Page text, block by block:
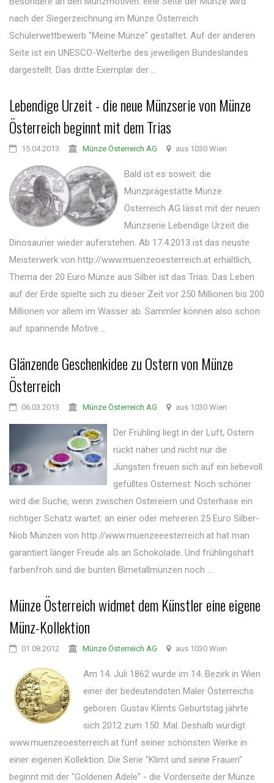
nach der Siegerzeichnung im Münze Österreich
Schülerwettbewerb "Meine Münze" gestaltet. Auf der anderen
Seite ist ein UNESCO-Welterbe des jeweiligen Bundeslandes
dargestellt. Das dritte Exemplar der ...
Lebendige Urzeit - die neue Münzserie von Münze
Österreich beginnt mit dem Trias
15.04.2013 Münze Österreich AG aus 1030 Wien
Bald ist es soweit: die
Münzprägestätte Münze
Österreich AG lässt mit der neuen
Münzserie Lebendige Urzeit die
Dinosaurier wieder auferstehen. Ab 17.4.2013 ist das neuste
Meisterwerk von http://www.muenzeoesterreich.at erhältlich,
Thema der 20 Euro Münze aus Silber ist das Trias. Das Leben
auf der Erde spielte sich zu dieser Zeit vor 250 Millionen bis 200
Millionen vor allem im Wasser ab. Sammler können also schon
auf spannende Motive ...
Glänzende Geschenkidee zu Ostern von Münze
Österreich
06.03.2013 Münze Österreich AG aus 1030 Wien
Der Frühling liegt in der Luft, Ostern
rückt näher und nicht nur die
Jüngsten freuen sich auf ein liebevoll
gefülltes Osternest. Noch schöner
wird die Suche, wenn zwischen Ostereiern und Osterhase ein
richtiger Schatz wartet: an einer oder mehreren 25 Euro Silber-
Niob Münzen von http://www.muenzeeesterreich.at hat man
garantiert länger Freude als an Schokolade. Und frühlingshaft
farbenfroh sind die bunten Bimetallmünzen noch ...
Münze Österreich widmet dem Künstler eine eigene
Münz-Kollektion
01.08.2012 Münze Österreich AG aus 1030 Wien
Am 14. Juli 1862 wurde im 14. Bezirk in Wien
einer der bedeutendsten Maler Österreichs
geboren. Gustav Klimts Geburtstag jährte
sich 2012 zum 150. Mal. Deshalb würdigt
www.muenzeoesterreich.at fünf seiner schönsten Werke in
einer eigenen Kollektion. Die Serie "Klimt und seine Frauen"
beginnt mit der "Goldenen Adele" - die Vorderseite der Münze